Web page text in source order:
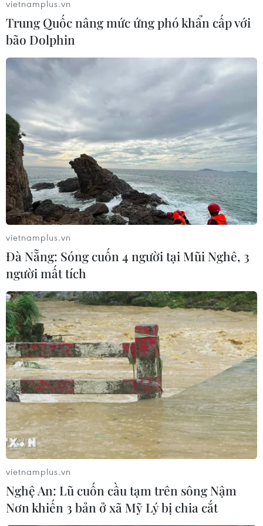
vietnamplus.vn
Trung Quốc nâng mức ứng phó khẩn cấp với
bão Dolphin
vietnamplus.vn
Đà Nẵng: Sóng cuốn 4 người tại Mũi Nghê, 3
người mất tích
vietnamplus.vn
Nghệ An: Lũ cuốn cầu tạm trên sông Nậm
Nơn khiến 3 bản ở xã Mỹ Lý bị chia cắt